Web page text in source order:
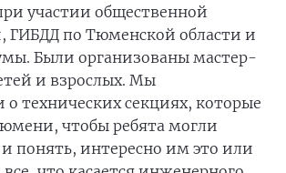
участии общественной
ГИБДД по Тюменской области и
Были организованы мастер-
и взрослых. Мы
о технических секциях, которые
чтобы ребята могли
понять, интересно им это или